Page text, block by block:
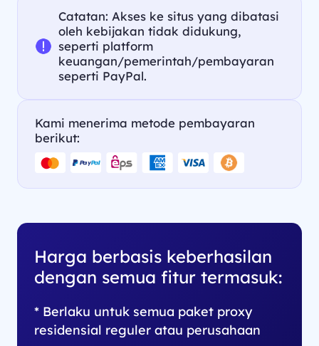
Catatan: Akses ke situs yang dibatasi
oleh kebijakan tidak didukung,
seperti platform
keuangan/pemerintah/pembayaran
seperti PayPal.
Kami menerima metode pembayaran
berikut:
Harga berbasis keberhasilan
dengan semua fitur termasuk:
* Berlaku untuk semua paket proxy
residensial reguler atau perusahaan